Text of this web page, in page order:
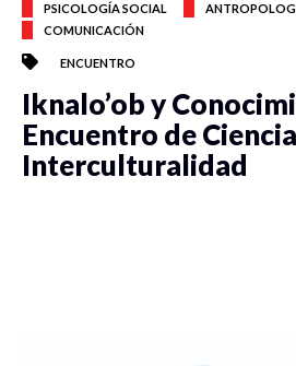
PSICOLOGÍA SOCIAL
COMUNICACIÓN
ENCUENTRO
Iknalo’ob y
Encuentro de
Interculturalidad